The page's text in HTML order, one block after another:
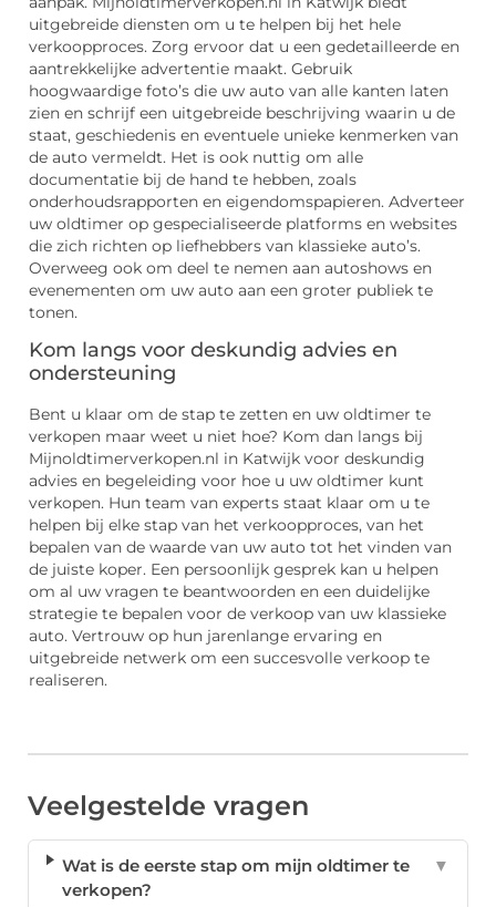
uitgebreide diensten om u te helpen bij het hele
verkoopproces. Zorg ervoor dat u een gedetailleerde en
aantrekkelijke advertentie maakt. Gebruik
hoogwaardige foto’s die uw auto van alle kanten laten
zien en schrijf een uitgebreide beschrijving waarin u de
staat, geschiedenis en eventuele unieke kenmerken van
de auto vermeldt. Het is ook nuttig om alle
documentatie bij de hand te hebben, zoals
onderhoudsrapporten en eigendomspapieren. Adverteer
uw oldtimer op gespecialiseerde platforms en websites
die zich richten op liefhebbers van klassieke auto’s.
Overweeg ook om deel te nemen aan autoshows en
evenementen om uw auto aan een groter publiek te
tonen.
Kom langs voor deskundig advies en
ondersteuning
Bent u klaar om de stap te zetten en uw oldtimer te
verkopen maar weet u niet hoe? Kom dan langs bij
Mijnoldtimerverkopen.nl in Katwijk voor deskundig
advies en begeleiding voor hoe u uw oldtimer kunt
verkopen. Hun team van experts staat klaar om u te
helpen bij elke stap van het verkoopproces, van het
bepalen van de waarde van uw auto tot het vinden van
de juiste koper. Een persoonlijk gesprek kan u helpen
om al uw vragen te beantwoorden en een duidelijke
strategie te bepalen voor de verkoop van uw klassieke
auto. Vertrouw op hun jarenlange ervaring en
uitgebreide netwerk om een succesvolle verkoop te
realiseren.
Veelgestelde vragen
Wat is de eerste stap om mijn oldtimer te
verkopen?
▼